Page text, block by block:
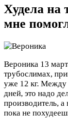
Худела на
мне
Вероника 13
трубослимах,
уже 12 кг. Между
дней, это надо
производитель,
пока не